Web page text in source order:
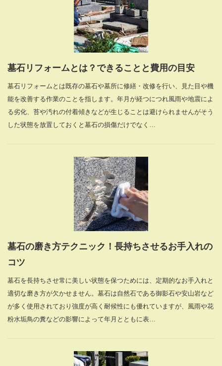
墓石リフォームとは？できることと費用の目安
墓石リフォームとは既存の墓石や墓所に修繕・改修を行い、見た目や機
能を改善する作業のことを指します。年月が経つにつれ風雨や地震によ
る劣化、苔や汚れの付着傾きなどが生じることは避けられませんがそう
した状態を放置しておくと墓石の損傷だけでなく…
墓石の磨き方テクニック！長持ちさせるお手入れの
コツ
墓石を長持ちさせ常に美しい状態を保つためには、定期的なお手入れと
適切な磨き方が欠かせません。墓石は自然石である御影石や安山岩など
が多く使用されており強度が高く耐候性にも優れていますが、風雨や花
粉水垢鳥の糞などの影響によって年月とともに表…